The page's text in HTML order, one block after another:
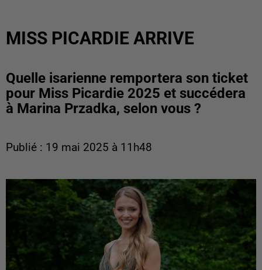
MISS PICARDIE ARRIVE
Quelle isarienne remportera son ticket
pour Miss Picardie 2025 et succédera
à Marina Przadka, selon vous ?
Publié : 19 mai 2025 à 11h48